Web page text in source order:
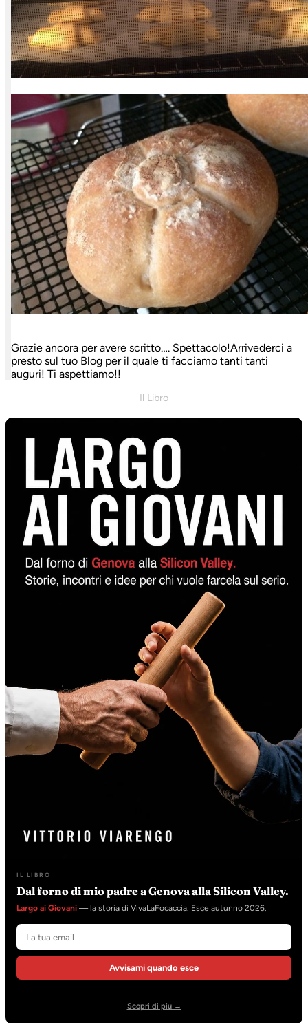
Grazie ancora per avere scritto…. Spettacolo!Arrivederci a
presto sul tuo Blog per il quale ti facciamo tanti tanti
auguri! Ti aspettiamo!!
Il Libro
IL LIBRO
Dal forno di mio padre a Genova alla Silicon Valley.
Largo ai Giovani — la storia di VivaLaFocaccia. Esce autunno 2026.
Avvisami quando esce
Scopri di piu →